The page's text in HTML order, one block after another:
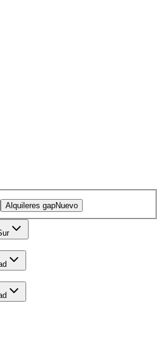
Alquileres gapNuevo